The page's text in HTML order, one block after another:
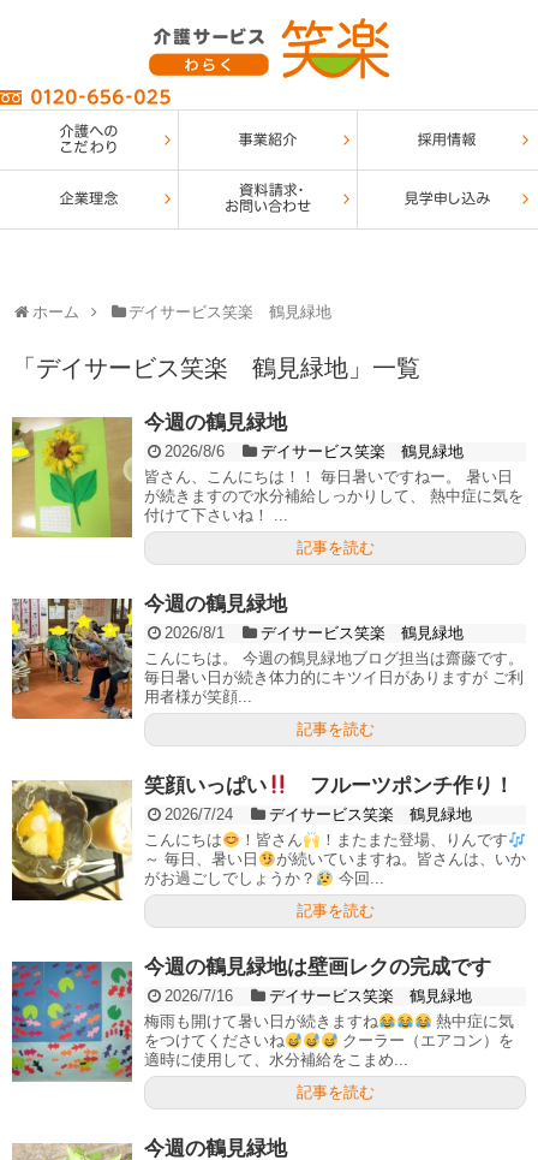
ホーム デイサービス笑楽 鶴見緑地
「 デイサービス笑楽 鶴見緑地 」 一覧
今週の鶴見緑地
2026/8/6
デイサービス笑楽 鶴見緑地
皆さん、こんにちは！！ 毎日暑いですねー。 暑い日
が続きますので水分補給しっかりして、 熱中症に気を
付けて下さいね！ ...
記事を読む
今週の鶴見緑地
2026/8/1
デイサービス笑楽 鶴見緑地
こんにちは。 今週の鶴見緑地ブログ担当は齋藤です。
毎日暑い日が続き体力的にキツイ日がありますが ご利
用者様が笑顔...
記事を読む
笑顔いっぱい フルーツポンチ作り！
2026/7/24
デイサービス笑楽 鶴見緑地
こんにちは
！皆さん
！またまた登場、りんです
～ 毎日、暑い日
が続いていますね。皆さんは、いか
がお過ごしでしょうか？
今回...
記事を読む
今週の鶴見緑地は壁画レクの完成です
2026/7/16
デイサービス笑楽 鶴見緑地
梅雨も開けて暑い日が続きますね
熱中症に気
をつけてくださいね
クーラー（エアコン）を
適時に使用して、水分補給をこまめ...
記事を読む
今週の鶴見緑地